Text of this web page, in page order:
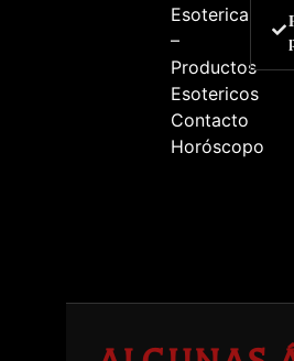
Esoterica
–
Productos
Esotericos
Contacto
Horóscopo